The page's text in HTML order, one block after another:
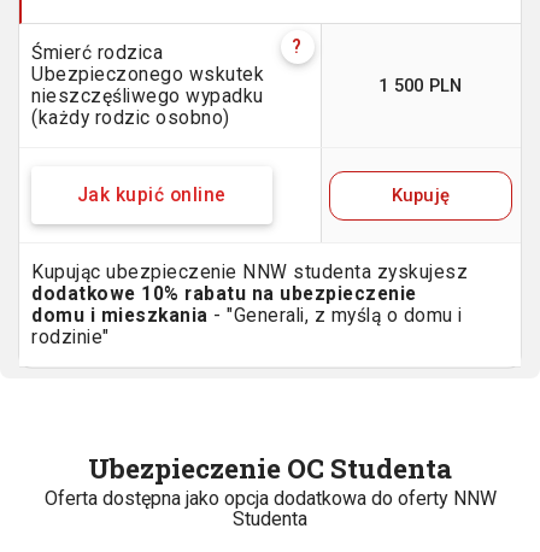
Śmierć rodzica
Ubezpieczonego wskutek
nieszczęśliwego wypadku
(każdy rodzic osobno)
?
1 500 PLN
Jak kupić online Kupuję
Kupując ubezpieczenie NNW studenta zyskujesz
dodatkowe 10% rabatu na ubezpieczenie
domu i mieszkania - "Generali, z myślą o domu i
rodzinie"
Ubezpieczenie OC Studenta
Oferta dostępna jako opcja dodatkowa do oferty NNW
Studenta